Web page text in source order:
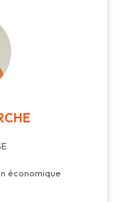
économique